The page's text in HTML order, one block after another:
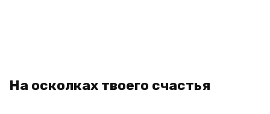
На осколках твоего счастья